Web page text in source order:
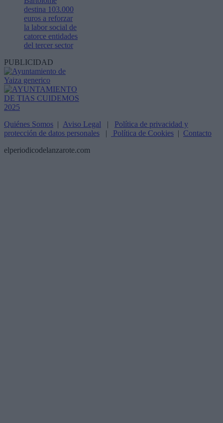
destina 103.000
euros a reforzar
la labor social de
catorce entidades
del tercer sector
PUBLICIDAD
Quiénes Somos | Aviso Legal | Política de privacidad y
protección de datos personales | Política de Cookies | Contacto
elperiodicodelanzarote.com